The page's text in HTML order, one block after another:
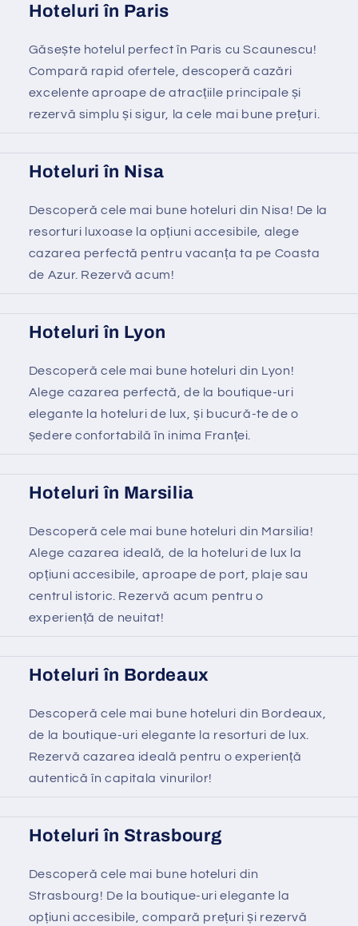
Hoteluri în Paris
Găsește hotelul perfect în Paris cu Scaunescu!
Compară rapid ofertele, descoperă cazări
excelente aproape de atracțiile principale și
rezervă simplu și sigur, la cele mai bune prețuri.
Hoteluri în Nisa
Descoperă cele mai bune hoteluri din Nisa! De la
resorturi luxoase la opțiuni accesibile, alege
cazarea perfectă pentru vacanța ta pe Coasta
de Azur. Rezervă acum!
Hoteluri în Lyon
Descoperă cele mai bune hoteluri din Lyon!
Alege cazarea perfectă, de la boutique-uri
elegante la hoteluri de lux, și bucură-te de o
ședere confortabilă în inima Franței.
Hoteluri în Marsilia
Descoperă cele mai bune hoteluri din Marsilia!
Alege cazarea ideală, de la hoteluri de lux la
opțiuni accesibile, aproape de port, plaje sau
centrul istoric. Rezervă acum pentru o
experiență de neuitat!
Hoteluri în Bordeaux
Descoperă cele mai bune hoteluri din Bordeaux,
de la boutique-uri elegante la resorturi de lux.
Rezervă cazarea ideală pentru o experiență
autentică în capitala vinurilor!
Hoteluri în Strasbourg
Descoperă cele mai bune hoteluri din
Strasbourg! De la boutique-uri elegante la
opțiuni accesibile, compară prețuri și rezervă